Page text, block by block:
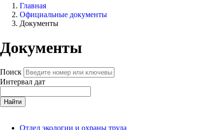
Главная
Официальные документы
Документы
Документы
Поиск
Интервал дат
Найти
Отдел экологии и охраны труда